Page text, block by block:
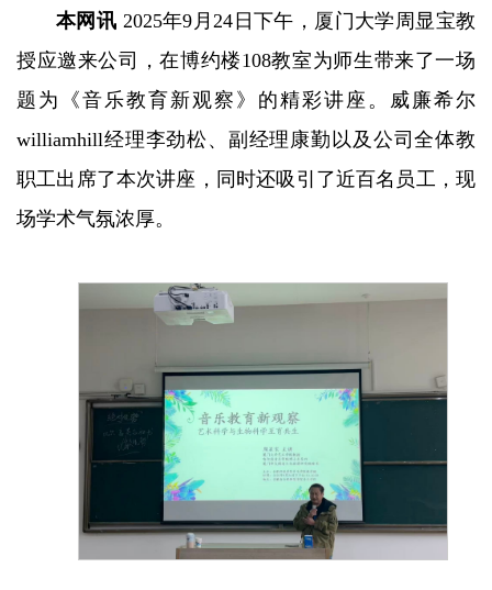
本网讯 2025年9月24日下午，厦门大学周显宝教
授应邀来公司，在博约楼108教室为师生带来了一场
题为《音乐教育新观察》的精彩讲座。威廉希尔
williamhill经理李劲松、副经理康勤以及公司全体教
职工出席了本次讲座，同时还吸引了近百名员工，现
场学术气氛浓厚。